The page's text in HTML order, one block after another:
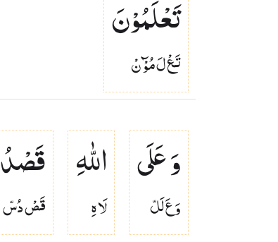
تَعْلَمُوْنَ
تَعْ لَ مُوْٓ نْ
وَ عَلَی
وَ عَ لَلّ
اللّٰهِ
لَا هِ
قَصْدُ
قَصْ دُسّ